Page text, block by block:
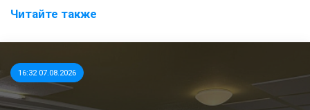
Читайте также
16:32 07.08.2026